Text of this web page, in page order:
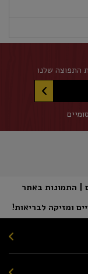
התפוצה שלנו
למי שטרם מלאו לו 18 שנים | התמונות באתר
ומזיקה לבריאות!